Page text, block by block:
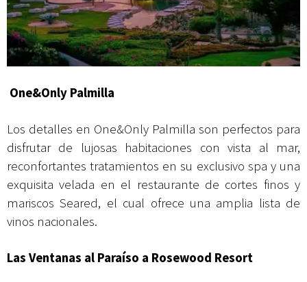
One&Only Palmilla
Los detalles en One&Only Palmilla son perfectos para
disfrutar de lujosas habitaciones con vista al mar,
reconfortantes tratamientos en su exclusivo spa y una
exquisita velada en el restaurante de cortes finos y
mariscos Seared, el cual ofrece una amplia lista de
vinos nacionales.
Las Ventanas al Paraíso a Rosewood Resort